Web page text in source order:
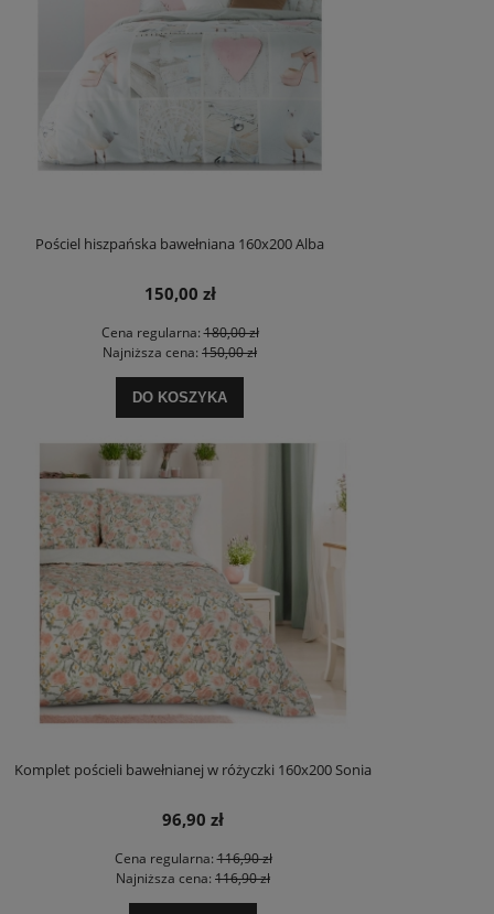
Pościel hiszpańska bawełniana 160x200 Alba
150,00 zł
Cena regularna:180,00 zł
Najniższa cena: 150,00 zł
DO KOSZYKA
Komplet pościeli bawełnianej w różyczki 160x200 Sonia
96,90 zł
Cena regularna:116,90 zł
Najniższa cena: 116,90 zł